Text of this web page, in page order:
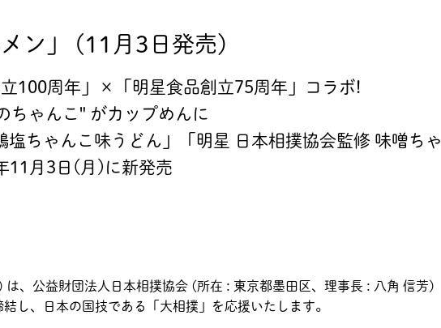
ン」 (11月3日発売)
立100周年」×「明星食品創立75周年」コラボ!
ちゃんこ" がカップめんに
塩ちゃんこ味うどん」「明星 日本相撲協会監修 味噌ちゃ
11月3日(月)に新発売
、公益財団法人日本相撲協会 (所在 : 東京都墨田区、理事長 : 八角 信芳)
し、日本の国技である「大相撲」を応援いたします。